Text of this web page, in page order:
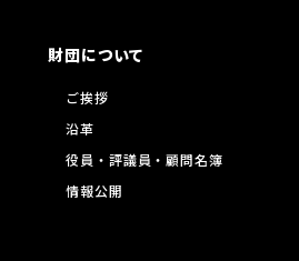
財団について
ご挨拶
沿革
役員・評議員・顧問名簿
情報公開